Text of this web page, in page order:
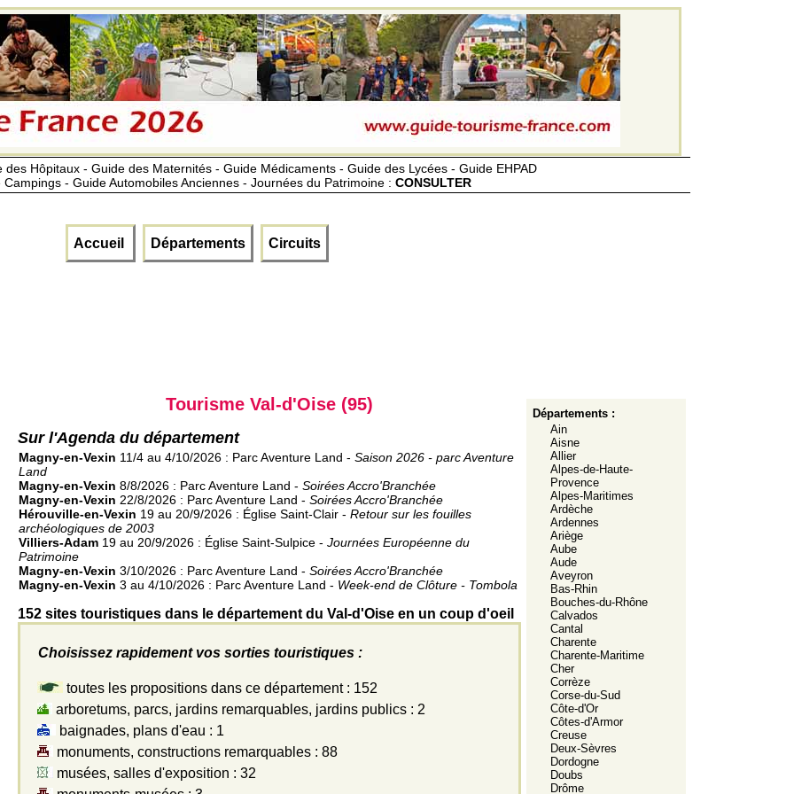
Hôpitaux - Guide des Maternités - Guide Médicaments - Guide des Lycées - Guide EHPAD
- Guide Automobiles Anciennes - Journées du Patrimoine : CONSULTER
Accueil Départements Circuits
Départements :
Ain
Aisne
Allier
Alpes-de-Haute-
Provence
Alpes-Maritimes
Ardèche
Ardennes
Ariège
Aube
Aude
Aveyron
Bas-Rhin
Bouches-du-Rhône
Calvados
Cantal
Charente
Charente-Maritime
Cher
Corrèze
Corse-du-Sud
Côte-d'Or
Côtes-d'Armor
Creuse
Deux-Sèvres
Dordogne
Doubs
Drôme
Tourisme Val-d'Oise (95)
Sur l'Agenda du département
Magny-en-Vexin 11/4 au 4/10/2026 : Parc Aventure Land - Saison 2026 - parc Aventure
Land
Magny-en-Vexin 8/8/2026 : Parc Aventure Land - Soirées Accro'Branchée
Magny-en-Vexin 22/8/2026 : Parc Aventure Land - Soirées Accro'Branchée
Hérouville-en-Vexin 19 au 20/9/2026 : Église Saint-Clair - Retour sur les fouilles
archéologiques de 2003
Villiers-Adam 19 au 20/9/2026 : Église Saint-Sulpice - Journées Européenne du
Patrimoine
Magny-en-Vexin 3/10/2026 : Parc Aventure Land - Soirées Accro'Branchée
Magny-en-Vexin 3 au 4/10/2026 : Parc Aventure Land - Week-end de Clôture - Tombola
152 sites touristiques dans le département du Val-d'Oise en un coup d'oeil
Choisissez rapidement vos sorties touristiques :
toutes les propositions dans ce département : 152
arboretums, parcs, jardins remarquables, jardins publics : 2
baignades, plans d'eau : 1
monuments, constructions remarquables : 88
musées, salles d'exposition : 32